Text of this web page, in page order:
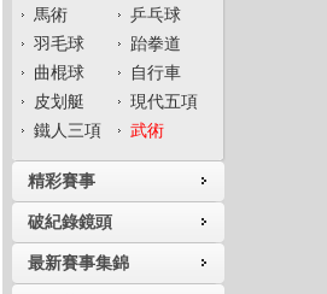
馬術
乒乓球
羽毛球
跆拳道
曲棍球
自行車
皮划艇
現代五項
鐵人三項
武術
精彩賽事
破紀錄鏡頭
最新賽事集錦